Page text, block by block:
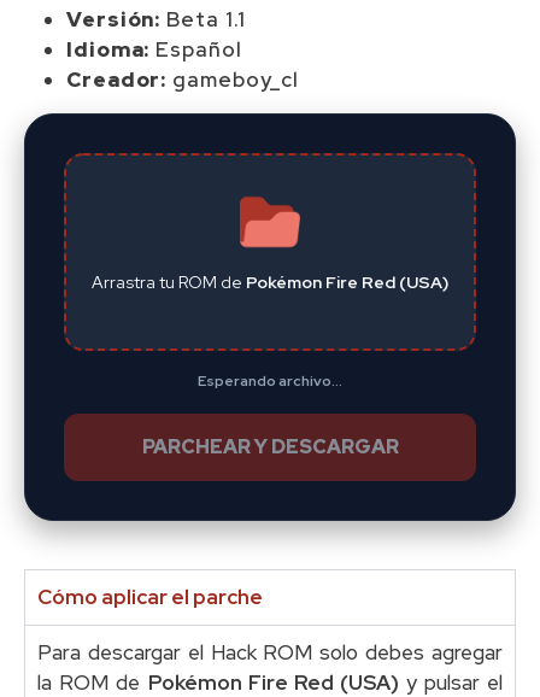
Versión: Beta 1.1
Idioma: Español
Creador: gameboy_cl
Arrastra tu ROM de Pokémon Fire Red (USA)
Esperando archivo...
PARCHEAR Y DESCARGAR
Cómo aplicar el parche
Para descargar el Hack ROM solo debes agregar
la ROM de Pokémon Fire Red (USA) y pulsar el